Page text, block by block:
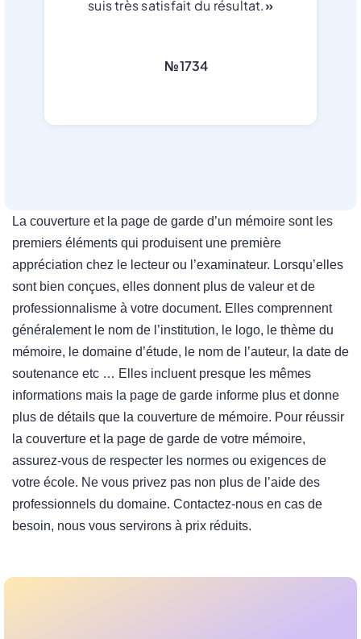
suis très satisfait du résultat.»
№1734
La couverture et la page de garde d’un mémoire sont les
premiers éléments qui produisent une première
appréciation chez le lecteur ou l’examinateur. Lorsqu’elles
sont bien conçues, elles donnent plus de valeur et de
professionnalisme à votre document. Elles comprennent
généralement le nom de l’institution, le logo, le thème du
mémoire, le domaine d’étude, le nom de l’auteur, la date de
soutenance etc … Elles incluent presque les mêmes
informations mais la page de garde informe plus et donne
plus de détails que la couverture de mémoire. Pour réussir
la couverture et la page de garde de votre mémoire,
assurez-vous de respecter les normes ou exigences de
votre école. Ne vous privez pas non plus de l’aide des
professionnels du domaine. Contactez-nous en cas de
besoin, nous vous servirons à prix réduits.